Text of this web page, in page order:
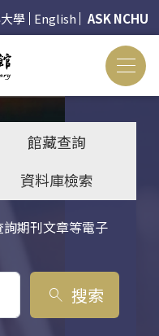
學 English ASK NCHU
館藏查詢
資料庫檢索
期刊文章等電子
search 搜索